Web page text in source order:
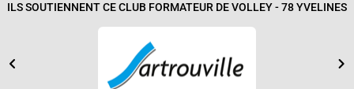
ILS SOUTIENNENT CE CLUB FORMATEUR DE VOLLEY - 78 YVELINES